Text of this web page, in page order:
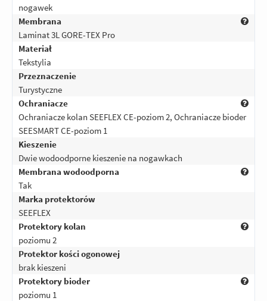
nogawek
Membrana
Laminat 3L GORE-TEX Pro
Materiał
Tekstylia
Przeznaczenie
Turystyczne
Ochraniacze
Ochraniacze kolan SEEFLEX CE-poziom 2, Ochraniacze bioder
SEESMART CE-poziom 1
Kieszenie
Dwie wodoodporne kieszenie na nogawkach
Membrana wodoodporna
Tak
Marka protektorów
SEEFLEX
Protektory kolan
poziomu 2
Protektor kości ogonowej
brak kieszeni
Protektory bioder
poziomu 1